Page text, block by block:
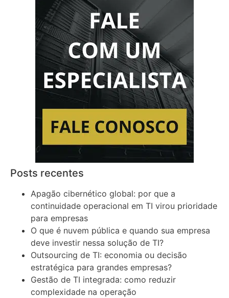
Posts recentes
Apagão cibernético global: por que a
continuidade operacional em TI virou prioridade
para empresas
O que é nuvem pública e quando sua empresa
deve investir nessa solução de TI?
Outsourcing de TI: economia ou decisão
estratégica para grandes empresas?
Gestão de TI integrada: como reduzir
complexidade na operação